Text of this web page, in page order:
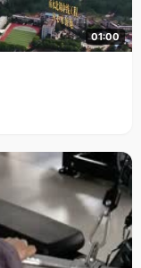
01:00